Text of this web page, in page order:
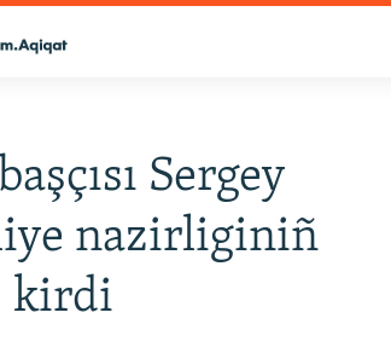
Sergey
nazirliginiñ
kirdi